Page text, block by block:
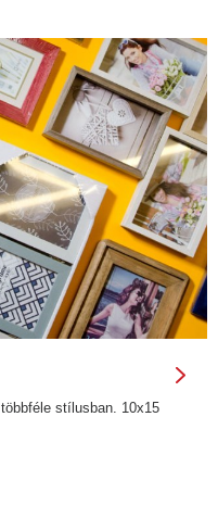
stílusban. 10x15